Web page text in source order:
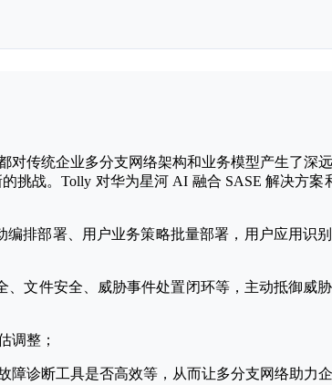
传统企业多分支网络架构和业务模型产生了深
战。Tolly 对华为星河 AI 融合 SASE 解决⽅案
排部署、⽤户业务策略批量部署，用户应用识
文件安全、威胁事件处置闭环等，主动抵御威
调整；
障诊断⼯具是否⾼效等，从⽽让多分⽀⽹络助⼒